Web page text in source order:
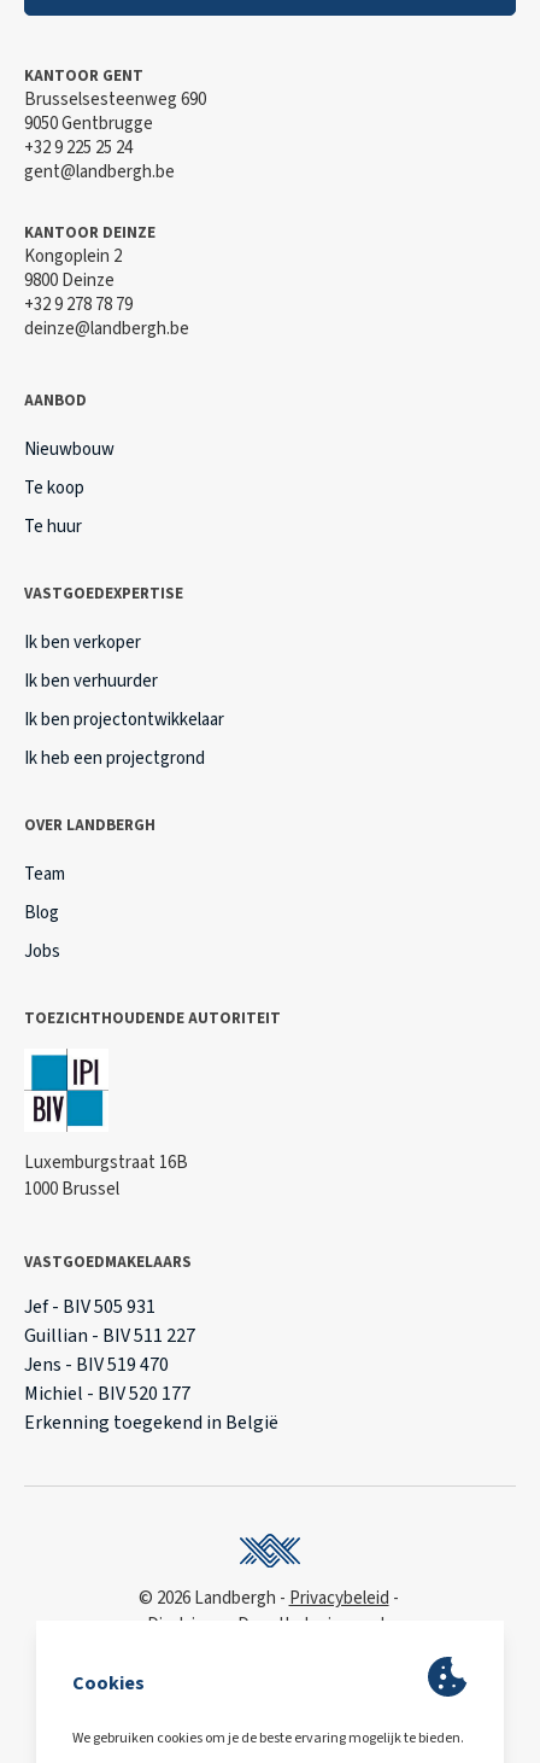
KANTOOR GENT
Brusselsesteenweg 690
9050 Gentbrugge
+32 9 225 25 24
gent@landbergh.be
KANTOOR DEINZE
Kongoplein 2
9800 Deinze
+32 9 278 78 79
deinze@landbergh.be
AANBOD
Nieuwbouw
Te koop
Te huur
VASTGOEDEXPERTISE
Ik ben verkoper
Ik ben verhuurder
Ik ben projectontwikkelaar
Ik heb een projectgrond
OVER LANDBERGH
Team
Blog
Jobs
TOEZICHTHOUDENDE AUTORITEIT
Luxemburgstraat 16B
1000 Brussel
VASTGOEDMAKELAARS
Jef - BIV 505 931
Guillian - BIV 511 227
Jens - BIV 519 470
Michiel - BIV 520 177
Erkenning toegekend in België
© 2026 Landbergh
Privacybeleid
Disclaimer
Deonthologie van de
toegankelijkheidsverklaring
BE0563.607.810